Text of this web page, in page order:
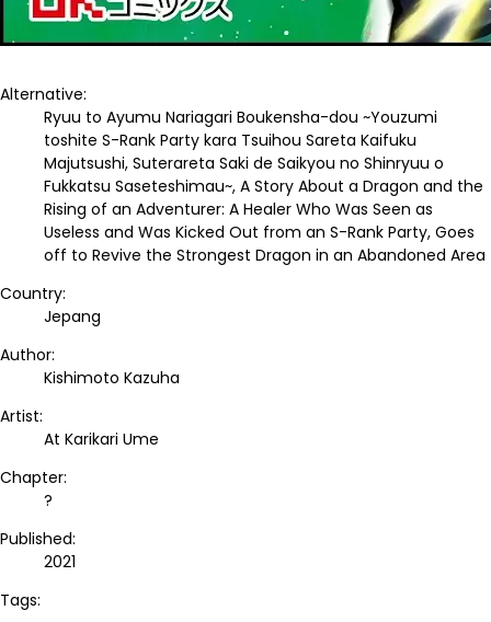
Alternative:
Ryuu to Ayumu Nariagari Boukensha-dou ~Youzumi
toshite S-Rank Party kara Tsuihou Sareta Kaifuku
Majutsushi, Suterareta Saki de Saikyou no Shinryuu o
Fukkatsu Saseteshimau~, A Story About a Dragon and the
Rising of an Adventurer: A Healer Who Was Seen as
Useless and Was Kicked Out from an S-Rank Party, Goes
off to Revive the Strongest Dragon in an Abandoned Area
Country:
Jepang
Author:
Kishimoto Kazuha
Artist:
At Karikari Ume
Chapter:
?
Published:
2021
Tags: